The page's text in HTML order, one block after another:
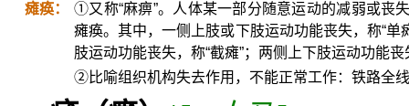
瘫痪：
①又称“麻痹”。人体某一部分随意运动的减弱或丧
瘫痪。其中，一侧上肢或下肢运动功能丧失，称“单
肢运动功能丧失，称“截瘫”；两侧上下肢运动功能丧
②比喻组织机构失去作用，不能正常工作：铁路全